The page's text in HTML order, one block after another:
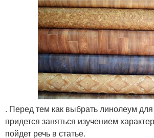
. Перед тем как выбрать линолеум
придется заняться изучением
пойдет речь в статье.